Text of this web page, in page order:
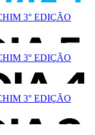
3° EDIÇÃO
3° EDIÇÃO
3° EDIÇÃO